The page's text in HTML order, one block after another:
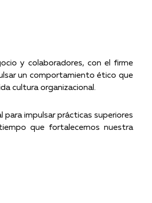
y colaboradores, con el firme
un comportamiento ético que
cultura organizacional.
impulsar prácticas superiores
que fortalecemos nuestra